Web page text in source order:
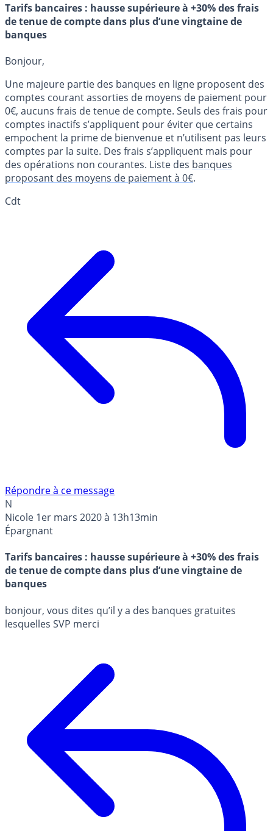
Tarifs bancaires : hausse supérieure à +30% des frais
de tenue de compte dans plus d’une vingtaine de
banques
Bonjour,
Une majeure partie des banques en ligne proposent des
comptes courant assorties de moyens de paiement pour
0€, aucuns frais de tenue de compte. Seuls des frais pour
comptes inactifs s’appliquent pour éviter que certains
empochent la prime de bienvenue et n’utilisent pas leurs
comptes par la suite. Des frais s’appliquent mais pour
des opérations non courantes. Liste des banques
proposant des moyens de paiement à 0€.
Cdt
Répondre à ce message
N
Nicole 1er mars 2020 à 13h13min
Épargnant
Tarifs bancaires : hausse supérieure à +30% des frais
de tenue de compte dans plus d’une vingtaine de
banques
bonjour, vous dites qu’il y a des banques gratuites
lesquelles SVP merci